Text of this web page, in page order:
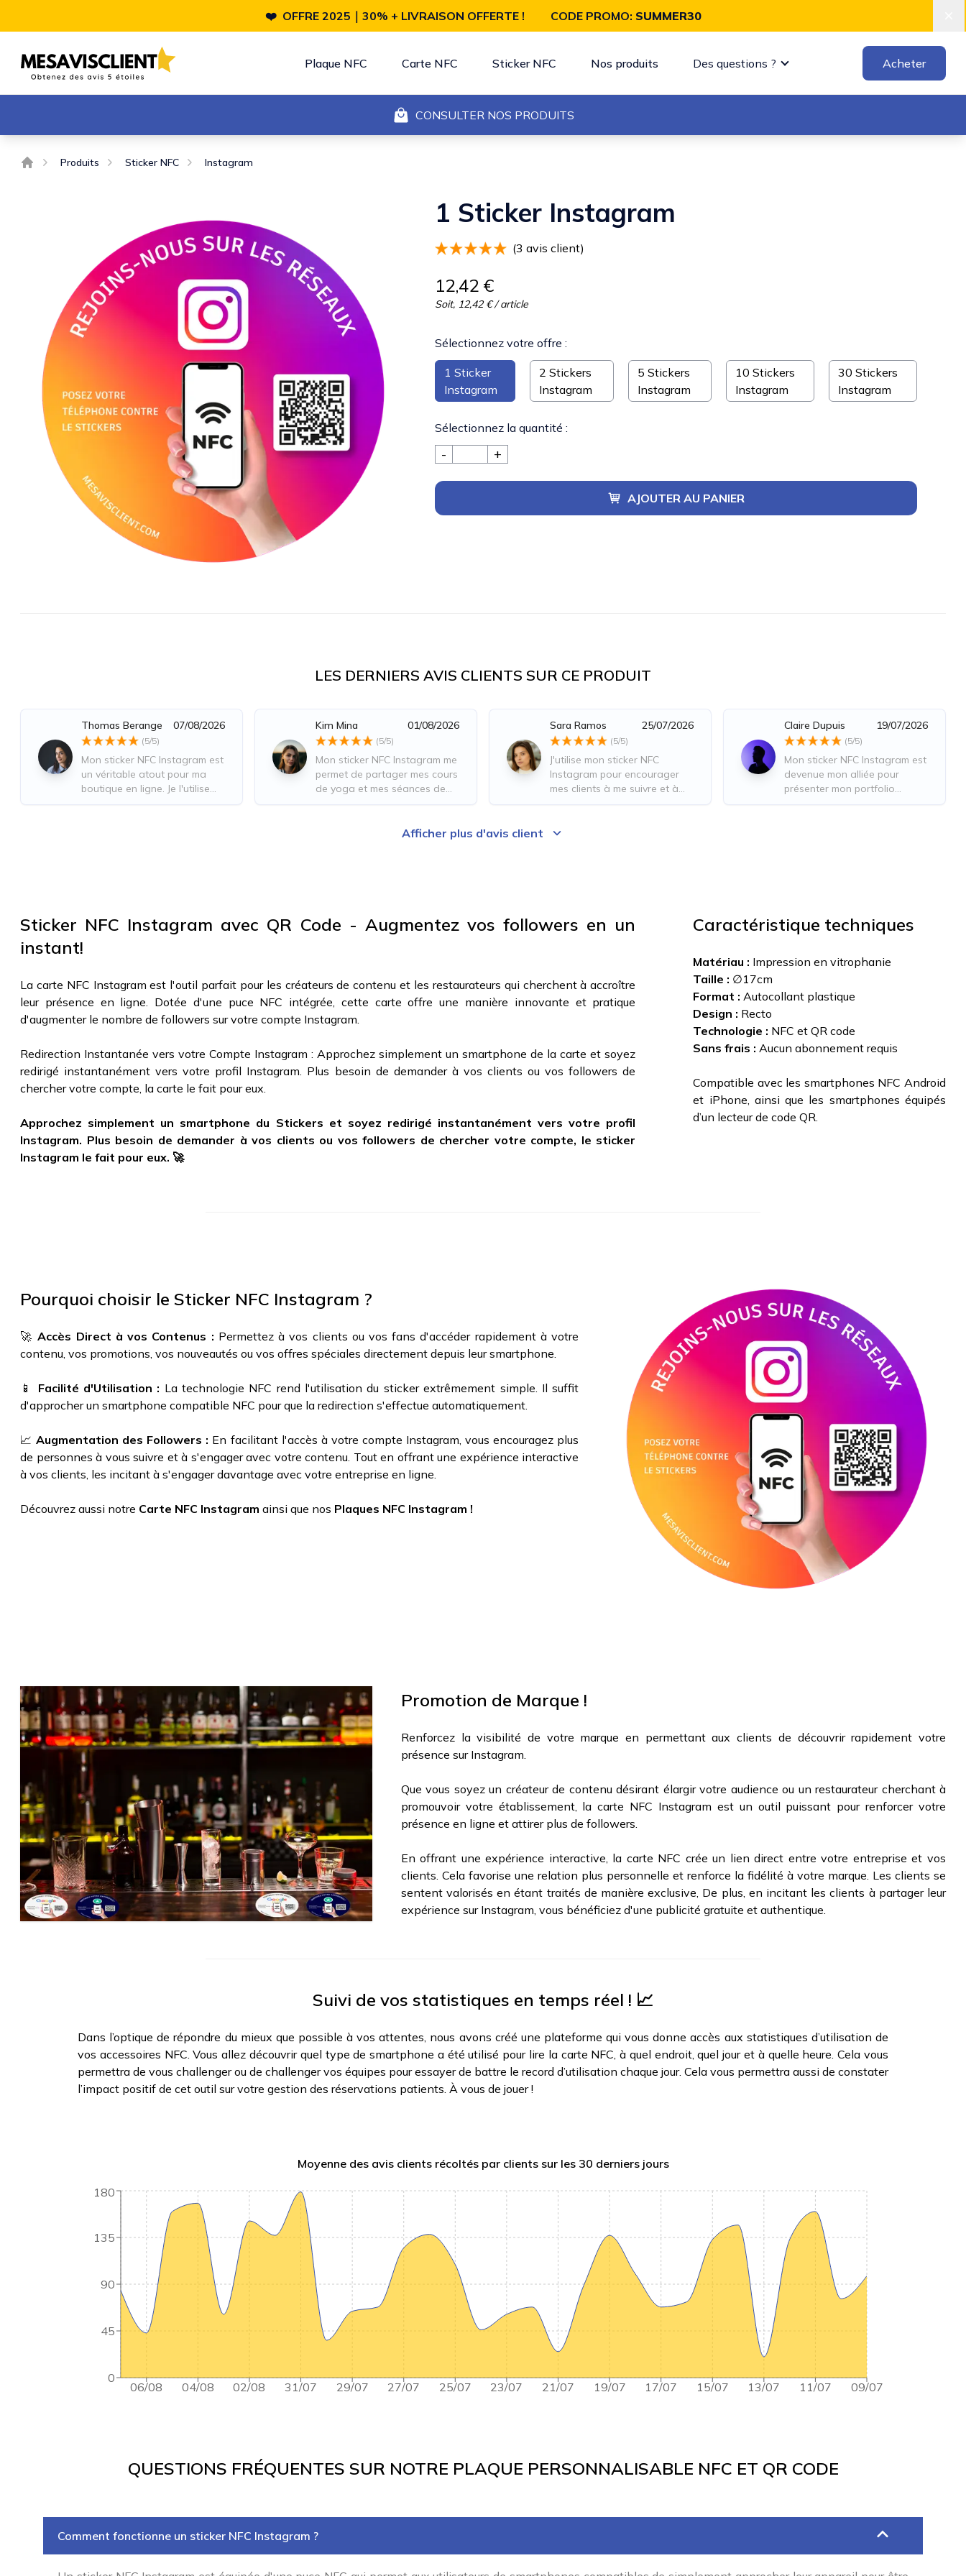
❤️ OFFRE 2025｜30% + LIVRAISON OFFERTE ! CODE PROMO: SUMMER30
Plaque NFC Carte NFC Sticker NFC Nos produits Des questions ? Acheter
CONSULTER NOS PRODUITS
Produits Sticker NFC Instagram
1 Sticker Instagram
(3 avis client)
12,42 €
Soit, 12,42 € / article
Sélectionnez votre offre :
1 Sticker
Instagram
2 Stickers
Instagram
5 Stickers
Instagram
10 Stickers
Instagram
30 Stickers
Instagram
Sélectionnez la quantité :
- +
AJOUTER AU PANIER
LES DERNIERS AVIS CLIENTS SUR CE PRODUIT
Thomas Berange 07/08/2026
(5/5)
Mon sticker NFC Instagram est
un véritable atout pour ma
boutique en ligne. Je l'utilise
Kim Mina 01/08/2026
(5/5)
Mon sticker NFC Instagram me
permet de partager mes cours
de yoga et mes séances de
facilement mon planning, mes
Sara Ramos 25/07/2026
(5/5)
J'utilise mon sticker NFC
Instagram pour encourager
mes clients à me suivre et à
moyen de rester en contact
Claire Dupuis 19/07/2026
(5/5)
Mon sticker NFC Instagram est
devenue mon alliée pour
présenter mon portfolio
Afficher plus d'avis client
Sticker NFC Instagram avec QR Code - Augmentez vos followers en un
instant!
La carte NFC Instagram est l'outil parfait pour les créateurs de contenu et les restaurateurs qui cherchent à accroître
leur présence en ligne. Dotée d'une puce NFC intégrée, cette carte offre une manière innovante et pratique
d'augmenter le nombre de followers sur votre compte Instagram.
Redirection Instantanée vers votre Compte Instagram : Approchez simplement un smartphone de la carte et soyez
redirigé instantanément vers votre profil Instagram. Plus besoin de demander à vos clients ou vos followers de
chercher votre compte, la carte le fait pour eux.
Approchez simplement un smartphone du Stickers et soyez redirigé instantanément vers votre profil
Instagram. Plus besoin de demander à vos clients ou vos followers de chercher votre compte, le sticker
Instagram le fait pour eux. 🚀
Caractéristique techniques
Matériau : Impression en vitrophanie
Taille : ∅17cm
Format : Autocollant plastique
Design : Recto
Technologie : NFC et QR code
Sans frais : Aucun abonnement requis
Compatible avec les smartphones NFC Android
et iPhone, ainsi que les smartphones équipés
d’un lecteur de code QR.
Pourquoi choisir le Sticker NFC Instagram ?
🚀 Accès Direct à vos Contenus : Permettez à vos clients ou vos fans d'accéder rapidement à votre
contenu, vos promotions, vos nouveautés ou vos offres spéciales directement depuis leur smartphone.
📱 Facilité d'Utilisation : La technologie NFC rend l'utilisation du sticker extrêmement simple. Il suffit
d'approcher un smartphone compatible NFC pour que la redirection s'effectue automatiquement.
📈Augmentation des Followers : En facilitant l'accès à votre compte Instagram, vous encouragez plus
de personnes à vous suivre et à s'engager avec votre contenu. Tout en offrant une expérience interactive
à vos clients, les incitant à s'engager davantage avec votre entreprise en ligne.
Découvrez aussi notre Carte NFC Instagram ainsi que nos Plaques NFC Instagram !
Promotion de Marque !
Renforcez la visibilité de votre marque en permettant aux clients de découvrir rapidement votre
présence sur Instagram.
Que vous soyez un créateur de contenu désirant élargir votre audience ou un restaurateur cherchant à
promouvoir votre établissement, la carte NFC Instagram est un outil puissant pour renforcer votre
présence en ligne et attirer plus de followers.
En offrant une expérience interactive, la carte NFC crée un lien direct entre votre entreprise et vos
clients. Cela favorise une relation plus personnelle et renforce la fidélité à votre marque. Les clients se
sentent valorisés en étant traités de manière exclusive, De plus, en incitant les clients à partager leur
expérience sur Instagram, vous bénéficiez d'une publicité gratuite et authentique.
Suivi de vos statistiques en temps réel ! 📈
Dans l’optique de répondre du mieux que possible à vos attentes, nous avons créé une plateforme qui vous donne accès aux statistiques d’utilisation de
vos accessoires NFC. Vous allez découvrir quel type de smartphone a été utilisé pour lire la carte NFC, à quel endroit, quel jour et à quelle heure. Cela vous
permettra de vous challenger ou de challenger vos équipes pour essayer de battre le record d’utilisation chaque jour. Cela vous permettra aussi de constater
l’impact positif de cet outil sur votre gestion des réservations patients. À vous de jouer !
Moyenne des avis clients récoltés par clients sur les 30 derniers jours
06/08 04/08 02/08 31/07 29/07 27/07 25/07 23/07 21/07 19/07 17/07 15/07 13/07 11/07 09/07
0
45
90
135
180
QUESTIONS FRÉQUENTES SUR NOTRE PLAQUE PERSONNALISABLE NFC ET QR CODE
Comment fonctionne un sticker NFC Instagram ?